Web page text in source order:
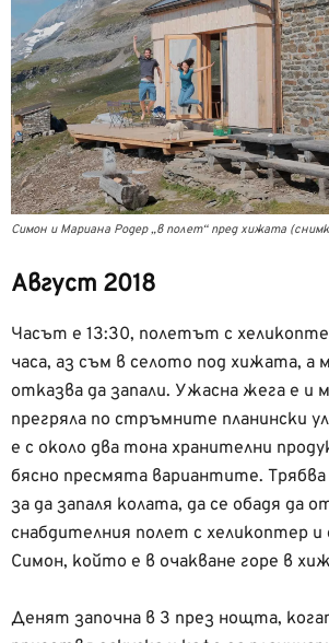
Симон и Мариана Родер „в полет“ пред хижата
Август 2018
Часът е 13:30, полетът с
часа, аз съм в селото под хижата, а
отказва да запали. Ужасна жега е и
прегряла по стръмните планински
е с около два тона хранителни
бясно пресмята вариантите.
за да запаля колата, да се обадя да
снабдителния полет с хеликоптер и
Симон, който е в очакване горе в
Денят започна в 3 през нощта,